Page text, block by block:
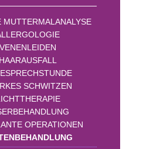
MUTTERMALANALYSE
VENENLEIDEN
HAARAUSFALL
SCHWITZEN
OPERATIONEN